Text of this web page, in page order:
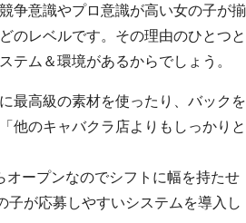
争意識やプロ意識が高い女の子が揃
のレベルです。その理由のひとつと
テム＆環境があるからでしょう。
最高級の素材を使ったり、バックを
他のキャバクラ店よりもしっかりと
ープンなのでシフトに幅を持たせ
が応募しやすいシステムを導入し